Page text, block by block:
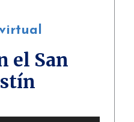
el San